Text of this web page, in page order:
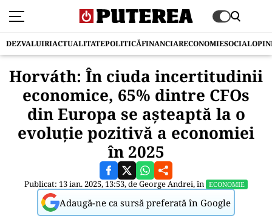
DEZVALUIRIACTUALITATEPOLITICĂFINANCIARECONOMIESOCIAL
Horváth: În ciuda incertitudinii
economice, 65% dintre CFOs
din Europa se așteaptă la o
evoluție pozitivă a economiei
în 2025
Publicat: 13 ian. 2025, 13:53, deGeorge Andrei, în ECONOMIE
Adaugă-ne ca sursă preferată în Google